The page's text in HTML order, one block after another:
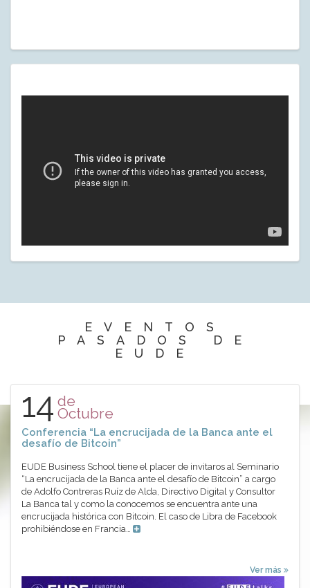
EVENTOS
PASADOS DE
EUDE
14 de
Octubre
Conferencia “La encrucijada de la Banca ante el
desafío de Bitcoin”
EUDE Business School tiene el placer de invitaros al Seminario
“La encrucijada de la Banca ante el desafío de Bitcoin” a cargo
de Adolfo Contreras Ruíz de Alda, Directivo Digital y Consultor
La Banca tal y como la conocemos se encuentra ante una
encrucijada histórica con Bitcoin. El caso de Libra de Facebook
prohibiéndose en Francia…
Ver más